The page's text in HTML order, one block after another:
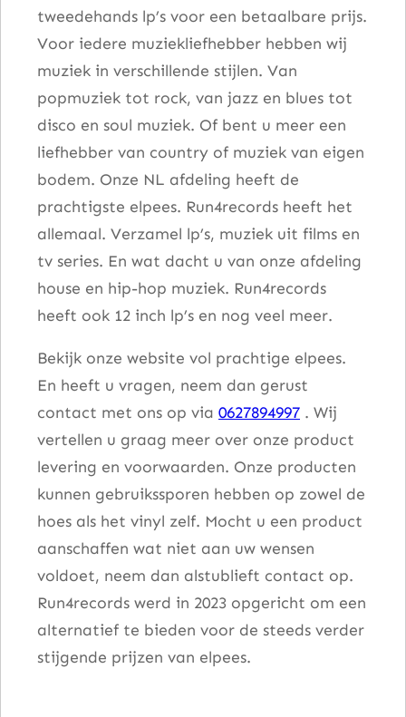
tweedehands lp’s voor een betaalbare prijs.
Voor iedere muziekliefhebber hebben wij
muziek in verschillende stijlen. Van
popmuziek tot rock, van jazz en blues tot
disco en soul muziek. Of bent u meer een
liefhebber van country of muziek van eigen
bodem. Onze NL afdeling heeft de
prachtigste elpees. Run4records heeft het
allemaal. Verzamel lp’s, muziek uit films en
tv series. En wat dacht u van onze afdeling
house en hip-hop muziek. Run4records
heeft ook 12 inch lp’s en nog veel meer.
Bekijk onze website vol prachtige elpees.
En heeft u vragen, neem dan gerust
contact met ons op via 0627894997 . Wij
vertellen u graag meer over onze product
levering en voorwaarden. Onze producten
kunnen gebruikssporen hebben op zowel de
hoes als het vinyl zelf. Mocht u een product
aanschaffen wat niet aan uw wensen
voldoet, neem dan alstublieft contact op.
Run4records werd in 2023 opgericht om een
alternatief te bieden voor de steeds verder
stijgende prijzen van elpees.